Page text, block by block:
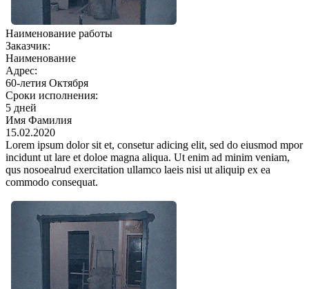
Наименование работы
Заказчик:
Наименование
Адрес:
60-летия Октября
Сроки исполнения:
5 дней
Имя Фамилия
15.02.2020
Lorem ipsum dolor sit et, consetur adicing elit, sed do eiusmod mpor
incidunt ut lare et doloe magna aliqua. Ut enim ad minim veniam,
qus nosoealrud exercitation ullamco laеis nisi ut aliquip ex ea
commodo consequat.